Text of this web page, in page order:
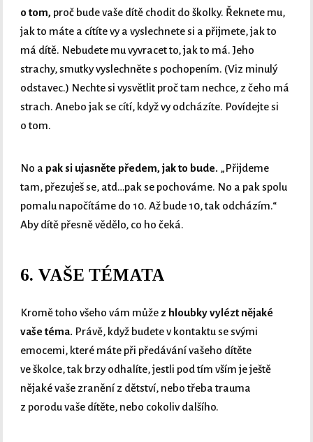
o tom, proč bude vaše dítě chodit do školky. Řeknete mu,
jak to máte a cítíte vy a vyslechnete si a přijmete, jak to
má dítě. Nebudete mu vyvracet to, jak to má. Jeho
strachy, smutky vyslechněte s pochopením. (Viz minulý
odstavec.) Nechte si vysvětlit proč tam nechce, z čeho má
strach. Anebo jak se cítí, když vy odcházíte. Povídejte si
o tom.
No a pak si ujasněte předem, jak to bude. „Přijdeme
tam, přezuješ se, atd…pak se pochováme. No a pak spolu
pomalu napočítáme do 10. Až bude 10, tak odcházím.“
Aby dítě přesně vědělo, co ho čeká.
6. VAŠE TÉMATA
Kromě toho všeho vám může z hloubky vylézt nějaké
vaše téma. Právě, když budete v kontaktu se svými
emocemi, které máte při předávání vašeho dítěte
ve školce, tak brzy odhalíte, jestli pod tím vším je ještě
nějaké vaše zranění z dětství, nebo třeba trauma
z porodu vaše dítěte, nebo cokoliv dalšího.